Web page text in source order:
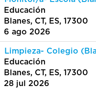
Educación
Blanes, CT, ES, 17300
6 ago 2026
Limpieza- Colegio
Educación
Blanes, CT, ES, 17300
28 jul 2026